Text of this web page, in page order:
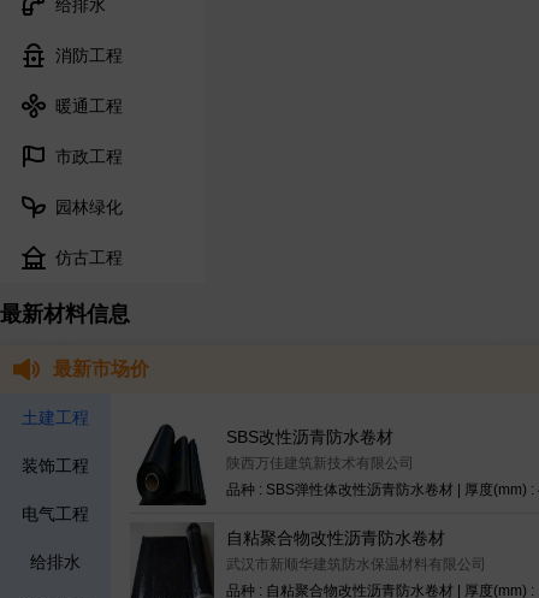
给排水
消防工程
暖通工程
市政工程
园林绿化
仿古工程
最新材料信息
最新市场价
土建工程
装饰工程
电气工程
给排水
SBS改性沥青防水卷材
陕西万佳建筑新技术有限公司
自粘聚合物改性沥青防水卷材
武汉市新顺华建筑防水保温材料有限公司